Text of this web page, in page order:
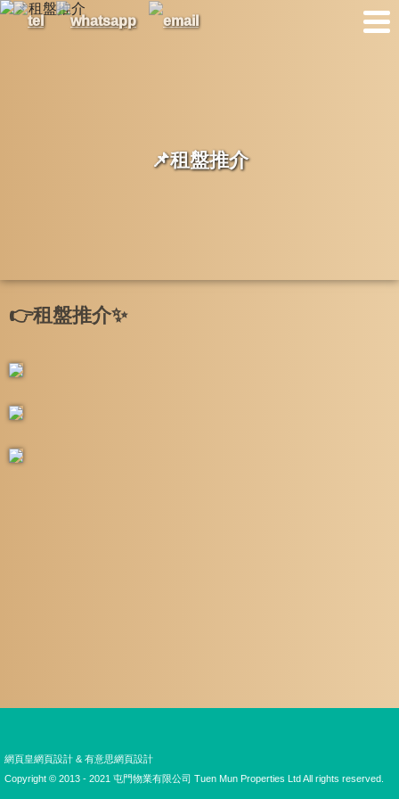
📌租盤推介
👉租盤推介✨
網頁皇網頁設計 & 有意思網頁設計
Copyright © 2013 - 2021 屯門物業有限公司 Tuen Mun Properties Ltd All rights reserved.